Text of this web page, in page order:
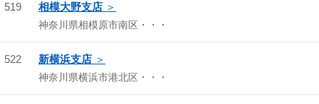
519 相模大野支店
神奈川県相模原市南区・・・
522 新横浜支店
神奈川県横浜市港北区・・・